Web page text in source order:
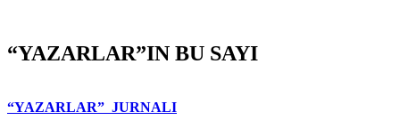
“YAZARLAR”IN BU SAYI
“YAZARLAR” JURNALI